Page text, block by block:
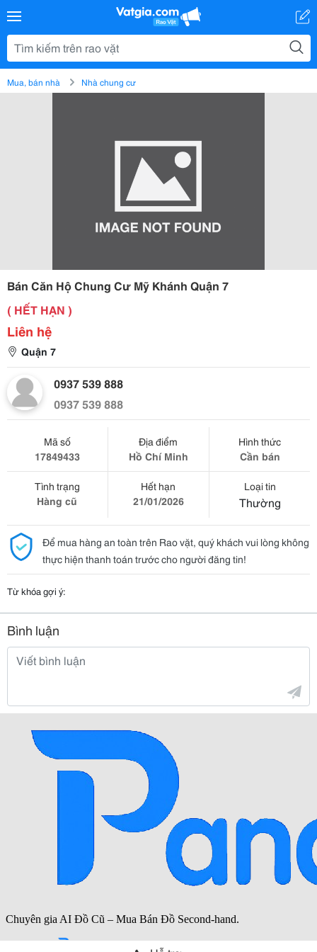
Mua, bán nhà Nhà chung cư
Bán Căn Hộ Chung Cư Mỹ Khánh Quận 7
( HẾT HẠN )
Liên hệ
Quận 7
0937 539 888
0937 539 888
Mã số
17849433
Địa điểm
Hồ Chí Minh
Hình thức
Cần bán
Tình trạng
Hàng cũ
Hết hạn
21/01/2026
Loại tin
Thường
Để mua hàng an toàn trên Rao vặt, quý khách vui lòng không
thực hiện thanh toán trước cho người đăng tin!
Từ khóa gợi ý:
Bình luận